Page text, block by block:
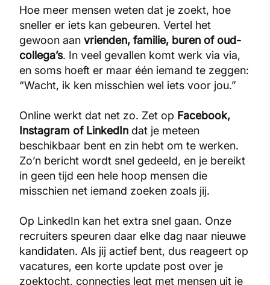
Hoe meer mensen weten dat je zoekt, hoe
sneller er iets kan gebeuren. Vertel het
gewoon aan vrienden, familie, buren of oud-
collega’s. In veel gevallen komt werk via via,
en soms hoeft er maar één iemand te zeggen:
“Wacht, ik ken misschien wel iets voor jou.”
Online werkt dat net zo. Zet op Facebook,
Instagram of LinkedIn dat je meteen
beschikbaar bent en zin hebt om te werken.
Zo’n bericht wordt snel gedeeld, en je bereikt
in geen tijd een hele hoop mensen die
misschien net iemand zoeken zoals jij.
Op LinkedIn kan het extra snel gaan. Onze
recruiters speuren daar elke dag naar nieuwe
kandidaten. Als jij actief bent, dus reageert op
vacatures, een korte update post over je
zoektocht, connecties legt met mensen uit je